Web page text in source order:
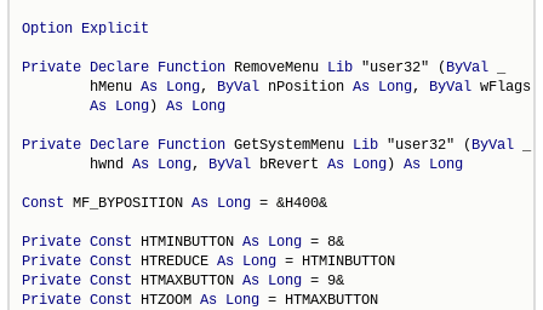
Option Explicit
Private Declare Function RemoveMenu Lib "user32" ( ByVal
        hMenu
As Long, ByVal nPosition As Long, ByVal wFlags
As Long) As Long
Private Declare Function GetSystemMenu Lib "user32" ( ByVal
        hwnd
As Long, ByVal bRevert As Long) As Long
Const MF_BYPOSITION As Long = &H400&
Private Const HTMINBUTTON As Long
Private Const HTREDUCE As Long
Private Const HTMAXBUTTON As Long
Private Const HTZOOM As Long = HTMAXBUTTON